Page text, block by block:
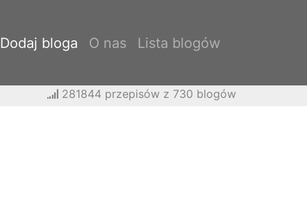
Dodaj bloga O nas Lista blogów
281844 przepisów z 730 blogów